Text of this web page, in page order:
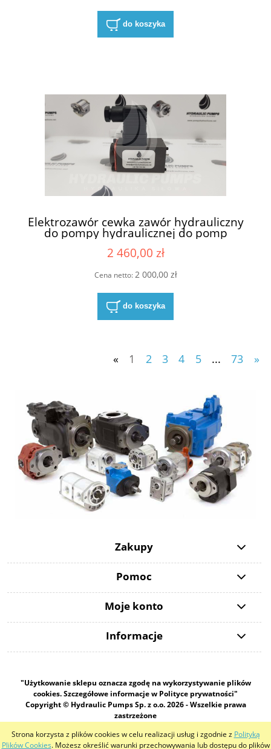
Strona korzysta z plików cookies w celu realizacji usług i zgodnie z Polityką
Plików Cookies. Możesz określić warunki przechowywania lub dostępu do plików
do koszyka
Elektrozawór cewka zawór hydrauliczny
do pompy hydraulicznej do pomp
hydraulicznych Linde MSM
GAAX035F20D25 24V S1 24 V 2053214
2 460,00 zł
Cena netto:2 000,00 zł
do koszyka
« 1 2 3 4 5 ... 73 »
Zakupy
Pomoc
Moje konto
Informacje
"Użytkowanie sklepu oznacza zgodę na wykorzystywanie plików
cookies. Szczegółowe informacje w Polityce prywatności"
Copyright © Hydraulic Pumps Sp. z o.o. 2026 - Wszelkie prawa
zastrzeżone
pokaż pełną wersję strony